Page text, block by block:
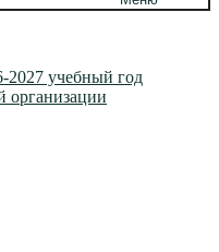
2027 учебный год
организации